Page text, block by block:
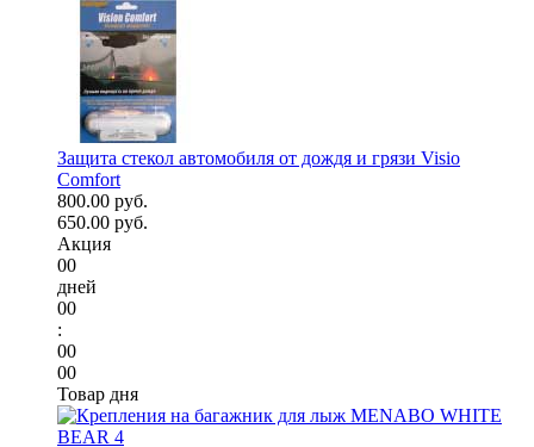
Защита стекол автомобиля от дождя и грязи Visio
Comfort
800.00 руб.
650.00 руб.
Акция
00
дней
00
:
00
00
Товар дня